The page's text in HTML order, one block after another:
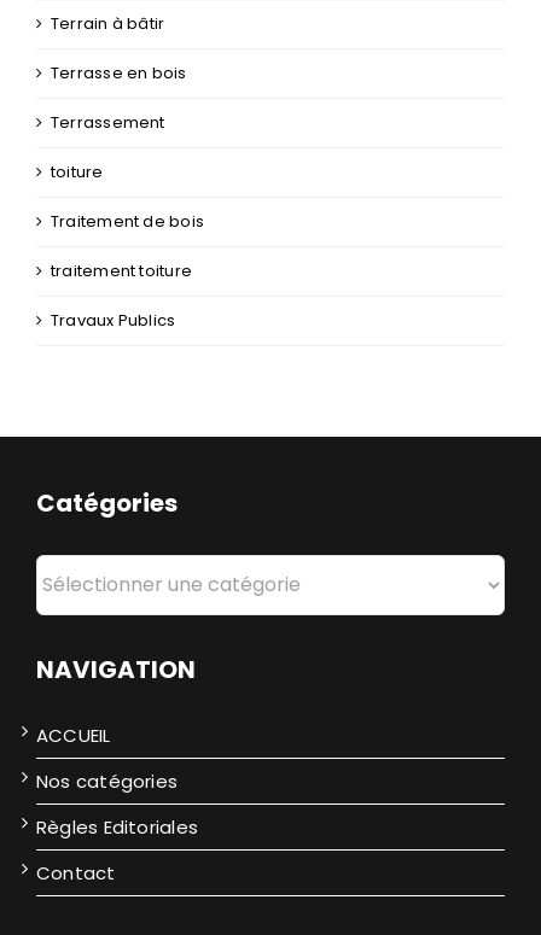
Sécurité de bâtiments
Store
Terrain à bâtir
Terrasse en bois
Terrassement
toiture
Traitement de bois
Catégories
Catégories
NAVIGATION
ACCUEIL
Nos catégories